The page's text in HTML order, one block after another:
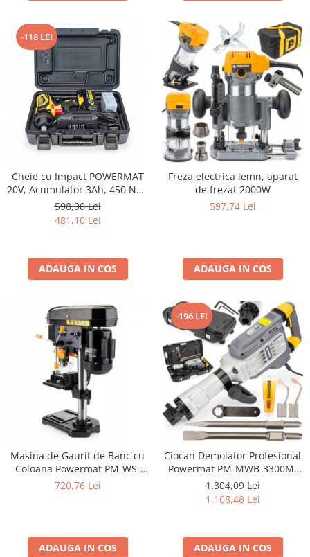
-118 LEI
Cheie cu Impact POWERMAT
20V, Acumulator 3Ah, 450 Nm,
Încărcător Rapid, 4 Tubulare
CrV
598,90 Lei
481,10 Lei
ADAUGA IN COS
Freza electrica lemn, aparat
de frezat 2000W
597,74 Lei
ADAUGA IN COS
Masina de Gaurit de Banc cu
Coloana Powermat PM-WS-
1600M, 1600W, Mandrina B16
Inclusa
720,76 Lei
ADAUGA IN COS
-196 LEI
Ciocan Demolator Profesional
Powermat PM-MWB-3300M,
3300W, Forta de Impact 65J,
Prindere SDS-HEX, 15.5 kg,
1.304,09 Lei
1.108,48 Lei
ADAUGA IN COS